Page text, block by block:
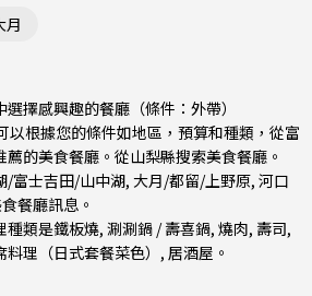
月
擇感興趣的餐廳（條件：外帶）
以根據您的條件如地區，預算和種類，從富
薦的美食餐廳。從山梨縣搜索美食餐廳。
/富士吉田/山中湖, 大月/都留/上野原, 河口
餐廳訊息。
種類是鐵板燒, 涮涮鍋 / 壽喜鍋, 燒肉, 壽司,
理（日式套餐菜色） , 居酒屋 。